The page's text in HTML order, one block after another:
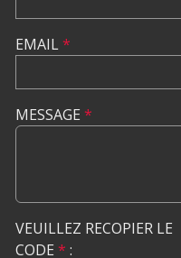
EMAIL*
MESSAGE *
VEUILLEZ RECOPIER LE
CODE * :